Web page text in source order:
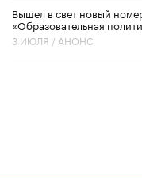
Вышел в свет новый
«Образовательная
3 ИЮЛЯ / АНОНС